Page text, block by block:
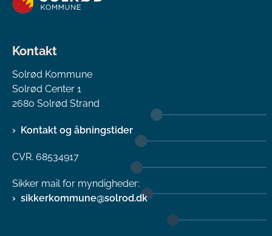
Kontakt
Solrød Kommune
Solrød Center 1
2680 Solrød Strand
Kontakt og åbningstider
CVR. 68534917
Sikker mail for myndigheder:
sikkerkommune@solrod.dk